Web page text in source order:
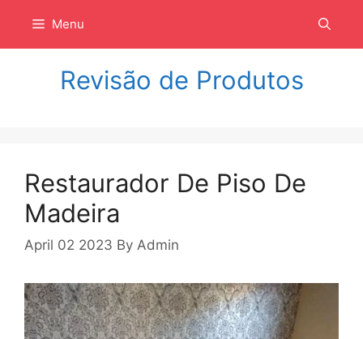
isi
Menu
Revisão de Produtos
Restaurador De Piso De
Madeira
April 02 2023 By Admin